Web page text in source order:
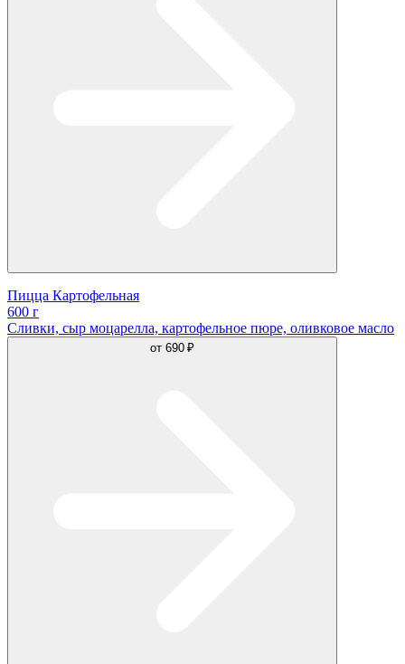
Пицца Картофельная
600 г
Сливки, сыр моцарелла, картофельное пюре, оливковое масло
от 690 ₽